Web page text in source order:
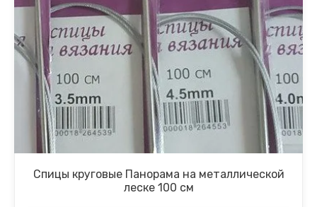
Спицы круговые Панорама на металлической
леске 100 см